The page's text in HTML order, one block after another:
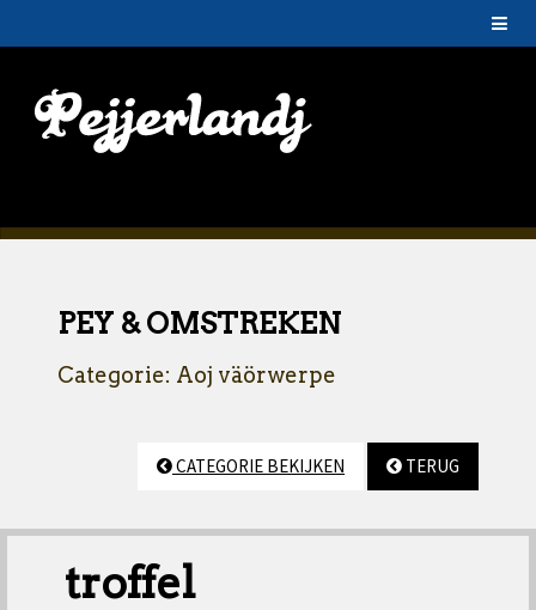
PEY & OMSTREKEN
Categorie: Aoj väörwerpe
CATEGORIE BEKIJKEN TERUG
troffel